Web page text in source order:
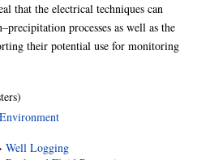
that the electrical techniques can
processes as well as the
their potential use for monitoring
Environment
Well Logging